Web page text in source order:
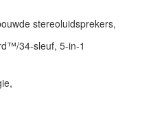
stereoluidsprekers,
34-sleuf, 5-in-1